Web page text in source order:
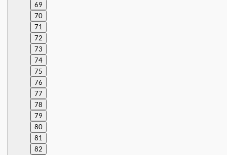
69
70
71
72
73
74
75
76
77
78
79
80
81
82